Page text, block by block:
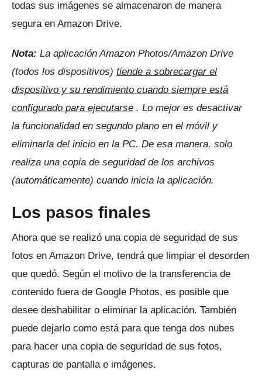
todas sus imágenes se almacenaron de manera
segura en Amazon Drive.
Nota: La aplicación Amazon Photos/Amazon Drive
(todos los dispositivos) tiende a sobrecargar el
dispositivo y su rendimiento cuando siempre está
configurado para ejecutarse . Lo mejor es desactivar
la funcionalidad en segundo plano en el móvil y
eliminarla del inicio en la PC. De esa manera, solo
realiza una copia de seguridad de los archivos
(automáticamente) cuando inicia la aplicación.
Los pasos finales
Ahora que se realizó una copia de seguridad de sus
fotos en Amazon Drive, tendrá que limpiar el desorden
que quedó. Según el motivo de la transferencia de
contenido fuera de Google Photos, es posible que
desee deshabilitar o eliminar la aplicación. También
puede dejarlo como está para que tenga dos nubes
para hacer una copia de seguridad de sus fotos,
capturas de pantalla e imágenes.